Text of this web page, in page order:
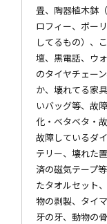
畳、陶器植木鉢
ロフィー、ボー
してるもの）、
壇、黒電話、ウ
のタイヤチェー
か、壊れてる家
いバッグ等、故
化・ベタベタ・
故障しているダ
テリー、壊れた
済の磁気テープ
たタオルセット
物の剥製、タイ
牙の牙、動物の